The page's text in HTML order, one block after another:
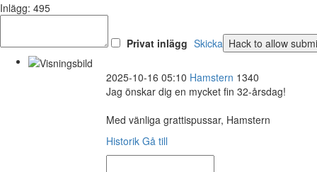
Inlägg: 495
Privat inlägg Skicka
2025-10-16 05:10 Hamstern 1340
Jag önskar dig en mycket fin 32-årsdag!
Med vänliga grattispussar, Hamstern
Historik Gå till